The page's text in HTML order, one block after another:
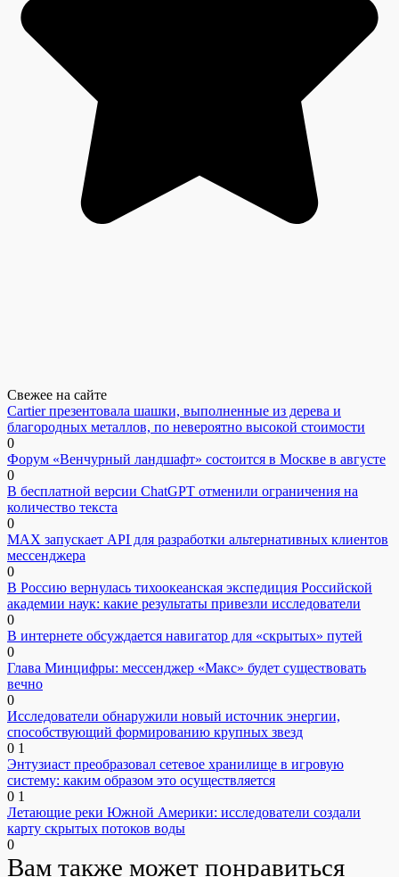
Свежее на сайте
Cartier презентовала шашки, выполненные из дерева и
благородных металлов, по невероятно высокой стоимости
0
Форум «Венчурный ландшафт» состоится в Москве в августе
0
В бесплатной версии ChatGPT отменили ограничения на
количество текста
0
MAX запускает API для разработки альтернативных клиентов
мессенджера
0
В Россию вернулась тихоокеанская экспедиция Российской
академии наук: какие результаты привезли исследователи
0
В интернете обсуждается навигатор для «скрытых» путей
0
Глава Минцифры: мессенджер «Макс» будет существовать
вечно
0
Исследователи обнаружили новый источник энергии,
способствующий формированию крупных звезд
0 1
Энтузиаст преобразовал сетевое хранилище в игровую
систему: каким образом это осуществляется
0 1
Летающие реки Южной Америки: исследователи создали
карту скрытых потоков воды
0
Вам также может понравиться